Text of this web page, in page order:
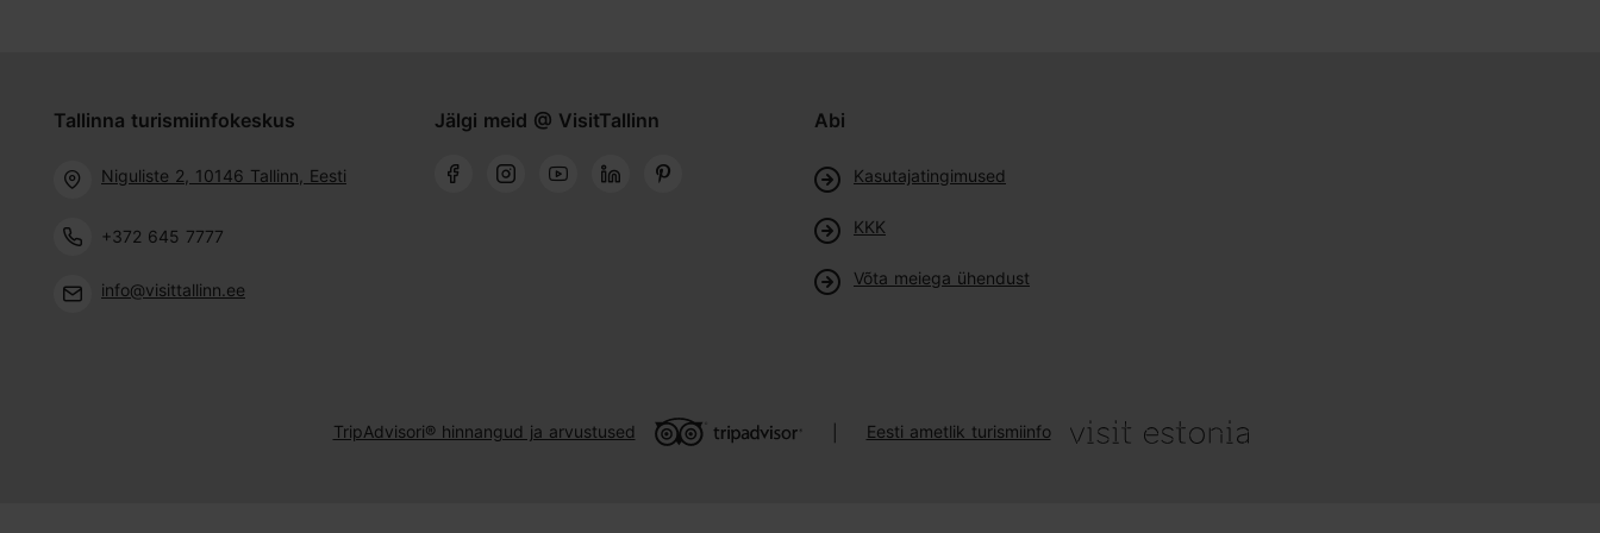
Tallinna turismiinfokeskus
Niguliste 2, 10146 Tallinn, Eesti
+372 645 7777
info@visittallinn.ee
Jälgi meid @ VisitTallinn Abi
Kasutajatingimused
KKK
Võta meiega ühendust
TripAdvisori® hinnangud ja arvustused Eesti ametlik turismiinfo